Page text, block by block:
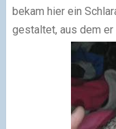
bekam hier ein
gestaltet, aus dem er